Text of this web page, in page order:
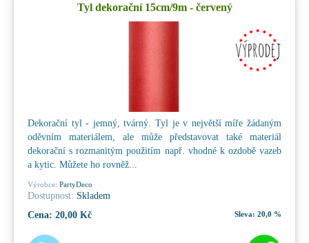
Tyl dekorační 15cm/9m - červený
Dekorační tyl - jemný, tvárný. Tyl je v největší míře žádaným
oděvním materiálem, ale může představovat také materiál
dekorační s rozmanitým použitím např. vhodné k ozdobě vazeb
a kytic. Můžete ho rovněž...
Výrobce: PartyDeco
Dostupnost: Skladem
Cena: 20,00 Kč Sleva: 20,0 %